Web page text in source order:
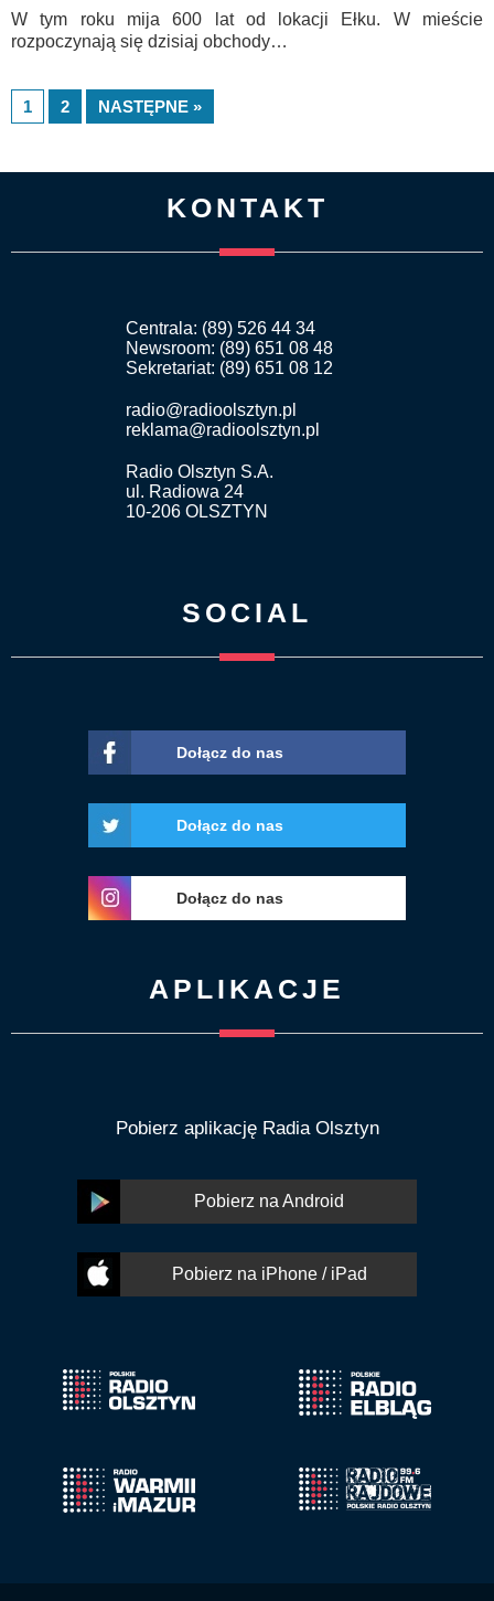
W tym roku mija 600 lat od lokacji Ełku. W mieście
rozpoczynają się dzisiaj obchody…
1 2 NASTĘPNE »
KONTAKT
Centrala: (89) 526 44 34
Newsroom: (89) 651 08 48
Sekretariat: (89) 651 08 12
radio@radioolsztyn.pl
reklama@radioolsztyn.pl
Radio Olsztyn S.A.
ul. Radiowa 24
10-206 OLSZTYN
SOCIAL
Dołącz do nas
Dołącz do nas
Dołącz do nas
APLIKACJE
Pobierz aplikację Radia Olsztyn
Pobierz na Android
Pobierz na iPhone / iPad